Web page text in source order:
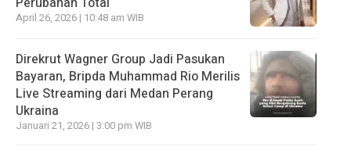
April 26, 2026 | 10:48 am WIB
Direkrut Wagner Group Jadi Pasukan
Bayaran, Bripda Muhammad Rio Merilis
Live Streaming dari Medan Perang
Ukraina
Januari 21, 2026 | 3:00 pm WIB